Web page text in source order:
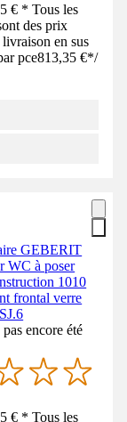
€ * Tous les
des prix
en sus
pce813,35 €*/
GEBERIT
WC à poser
1010
frontal verre
encore été
€ * Tous les